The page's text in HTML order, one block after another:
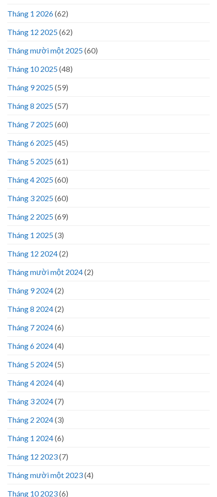
Tháng 1 2026(62)
Tháng 12 2025(62)
Tháng mười một 2025(60)
Tháng 10 2025(48)
Tháng 9 2025(59)
Tháng 8 2025(57)
Tháng 7 2025(60)
Tháng 6 2025(45)
Tháng 5 2025(61)
Tháng 4 2025(60)
Tháng 3 2025(60)
Tháng 2 2025(69)
Tháng 1 2025(3)
Tháng 12 2024(2)
Tháng mười một 2024(2)
Tháng 9 2024(2)
Tháng 8 2024(2)
Tháng 7 2024(6)
Tháng 6 2024(4)
Tháng 5 2024(5)
Tháng 4 2024(4)
Tháng 3 2024(7)
Tháng 2 2024(3)
Tháng 1 2024(6)
Tháng 12 2023(7)
Tháng mười một 2023(4)
Tháng 10 2023(6)